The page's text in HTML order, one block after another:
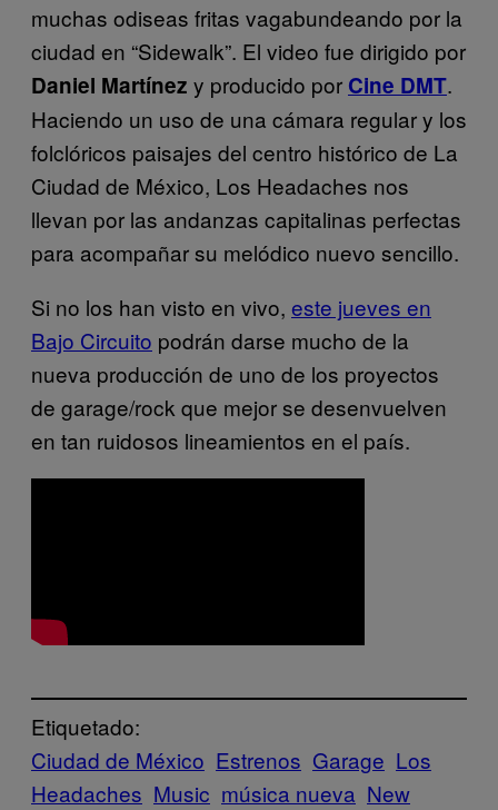
muchas odiseas fritas vagabundeando por la
ciudad en “Sidewalk”. El video fue dirigido por
Daniel Martínez y producido por Cine DMT.
Haciendo un uso de una cámara regular y los
folclóricos paisajes del centro histórico de La
Ciudad de México, Los Headaches nos
llevan por las andanzas capitalinas perfectas
para acompañar su melódico nuevo sencillo.
Si no los han visto en vivo, este jueves en
Bajo Circuito podrán darse mucho de la
nueva producción de uno de los proyectos
de garage/rock que mejor se desenvuelven
en tan ruidosos lineamientos en el país.
Etiquetado:
Ciudad de México Estrenos Garage Los
Headaches Music música nueva New